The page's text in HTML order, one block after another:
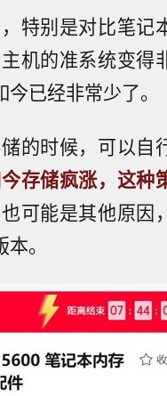
特别是对比笔记
机的准系统变得
已经非常少了。
的时候，可以自
存储疯涨，这种
可能是其他原因
。